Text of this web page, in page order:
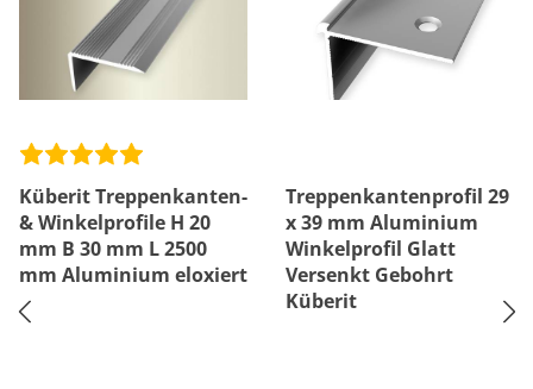
Küberit Treppenkanten-
& Winkelprofile H 20
mm B 30 mm L 2500
mm Aluminium eloxiert
Treppenkantenprofil 29
x 39 mm Aluminium
Winkelprofil Glatt
Versenkt Gebohrt
Küberit